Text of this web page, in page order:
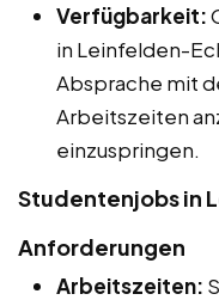
Verfügbarkeit:
in Leinfelden-
Absprache mit
Arbeitszeiten
einzuspringen.
Studentenjobs in
Anforderungen
Arbeitszeiten: